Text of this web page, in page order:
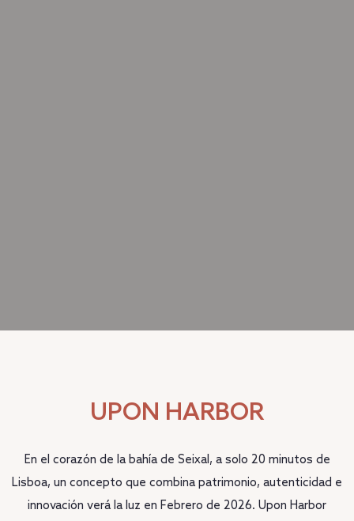
UPON HARBOR
En el corazón de la bahía de Seixal, a solo 20 minutos de
Lisboa, un concepto que combina patrimonio, autenticidad e
innovación verá la luz en Febrero de 2026. Upon Harbor